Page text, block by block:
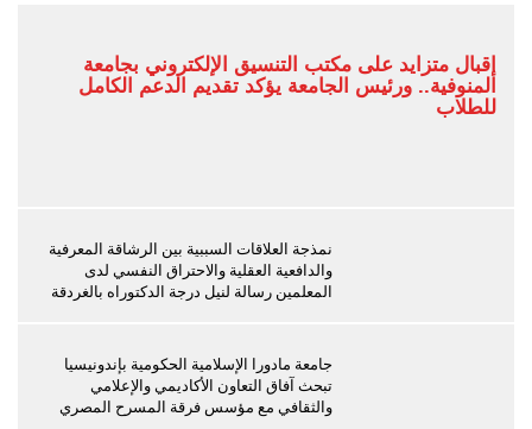
إقبال متزايد على مكتب التنسيق الإلكتروني بجامعة
المنوفية.. ورئيس الجامعة يؤكد تقديم الدعم الكامل
للطلاب
نمذجة العلاقات السببية بين الرشاقة المعرفية
والدافعية العقلية والاحتراق النفسي لدى
المعلمين رسالة لنيل درجة الدكتوراه بالغردقة
جامعة مادورا الإسلامية الحكومية بإندونيسيا
تبحث آفاق التعاون الأكاديمي والإعلامي
والثقافي مع مؤسس فرقة المسرح المصري